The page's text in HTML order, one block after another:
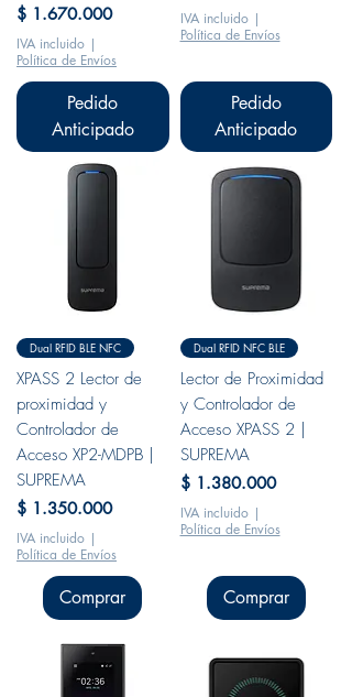
Precio
$ 1.670.000
IVA incluido |
Política de Envíos
Pedido
Anticipado
IVA incluido|
Política de Envíos
Pedido
Anticipado
Dual RFID BLE NFC
XPASS 2 Lector de
proximidad y
Controlador de
Acceso XP2-MDPB |
SUPREMA
Precio
$ 1.350.000
IVA incluido |
Política de Envíos
Comprar
Dual RFID NFC BLE
Lector de Proximidad
y Controlador de
Acceso XPASS 2 |
SUPREMA
Precio
$ 1.380.000
IVA incluido|
Política de Envíos
Comprar